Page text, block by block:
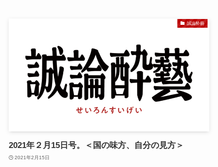
誠論酔藝
2021年２月15日号。＜国の味方、自分の見方＞
2021年2月15日